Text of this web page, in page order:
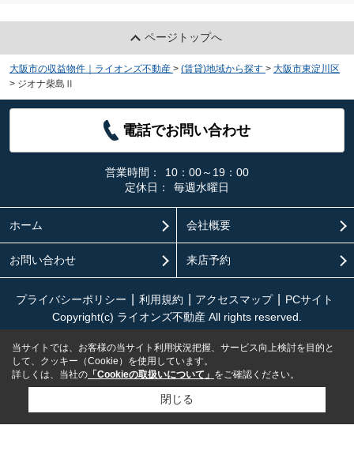
ページトップへ
大阪市の収益物件｜ライオンズ不動産 > (賃貸)地域から探す > 大阪市東淀川区
> ジオナ柴島Ⅱ
電話でお問い合わせ
営業時間：
10：00～19：00
定休日：
毎週水曜日
ホーム 会社概要
お問い合わせ 来店予約
プライバシーポリシー 利用規約 アクセスマップ
PCサイト
Copyright(c) ライオンズ不動産 All rights reserved.
当サイトでは、お客様の当サイト利用状況把握、サービス向上検討を目的と
して、クッキー（Cookie）を使用しています。
詳しくは、当社の 「Cookieの取扱いについて」 をご確認ください。
閉じる